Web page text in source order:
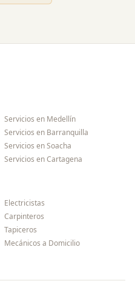
Servicios en Medellín
Servicios en Barranquilla
Servicios enSoacha
Servicios enCartagena
Electricistas
Carpinteros
Tapiceros
Mecánicos a Domicilio